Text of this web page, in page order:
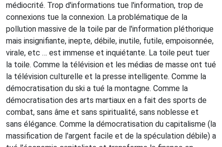
médiocrité. Trop d'informations tue l'information, trop de
connexions tue la connexion. La problématique de la
pollution massive de la toile par de l'information pléthorique
mais insignifiante, inepte, débile, inutile, futile, empoisonnée,
virale, etc … est immense et inquiétante. La toile peut tuer
la toile. Comme la télévision et les médias de masse ont tué
la télévision culturelle et la presse intelligente. Comme la
démocratisation du ski a tué la montagne. Comme la
démocratisation des arts martiaux en a fait des sports de
combat, sans âme et sans spiritualité, sans noblesse et
sans élégance. Comme la démocratisation du capitalisme (la
massification de l'argent facile et de la spéculation débile) a